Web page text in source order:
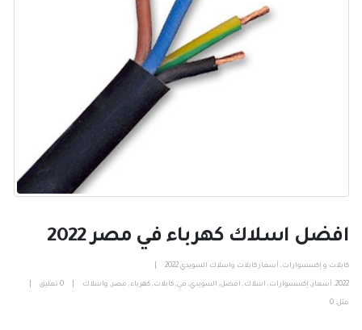
افضل اسلاك كهرباء في مصر 2022
كابلات و إكسسوارات , أسعار كابلات واسلاك السويدي 2022
2022
, أسعار , إكسسوارات , اسلاك , افضل, السويدي, في, كابلات , كهرباء , مصر , واسلاك 0 تعليق
مثل: 0